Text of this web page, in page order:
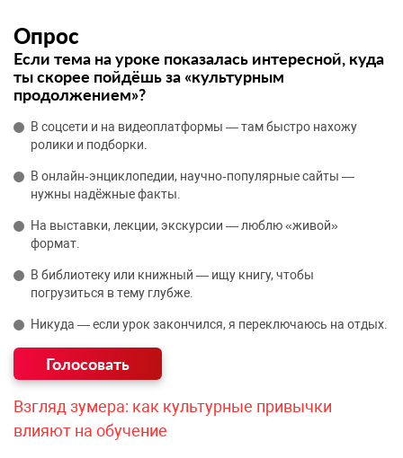
Опрос
Если тема на уроке показалась интересной, куда
ты скорее пойдёшь за «культурным
продолжением»?
В соцсети и на видеоплатформы — там быстро нахожу
ролики и подборки.
В онлайн‑энциклопедии, научно‑популярные сайты —
нужны надёжные факты.
На выставки, лекции, экскурсии — люблю «живой»
формат.
В библиотеку или книжный — ищу книгу, чтобы
погрузиться в тему глубже.
Никуда — если урок закончился, я переключаюсь на отдых.
Взгляд зумера: как культурные привычки
влияют на обучение